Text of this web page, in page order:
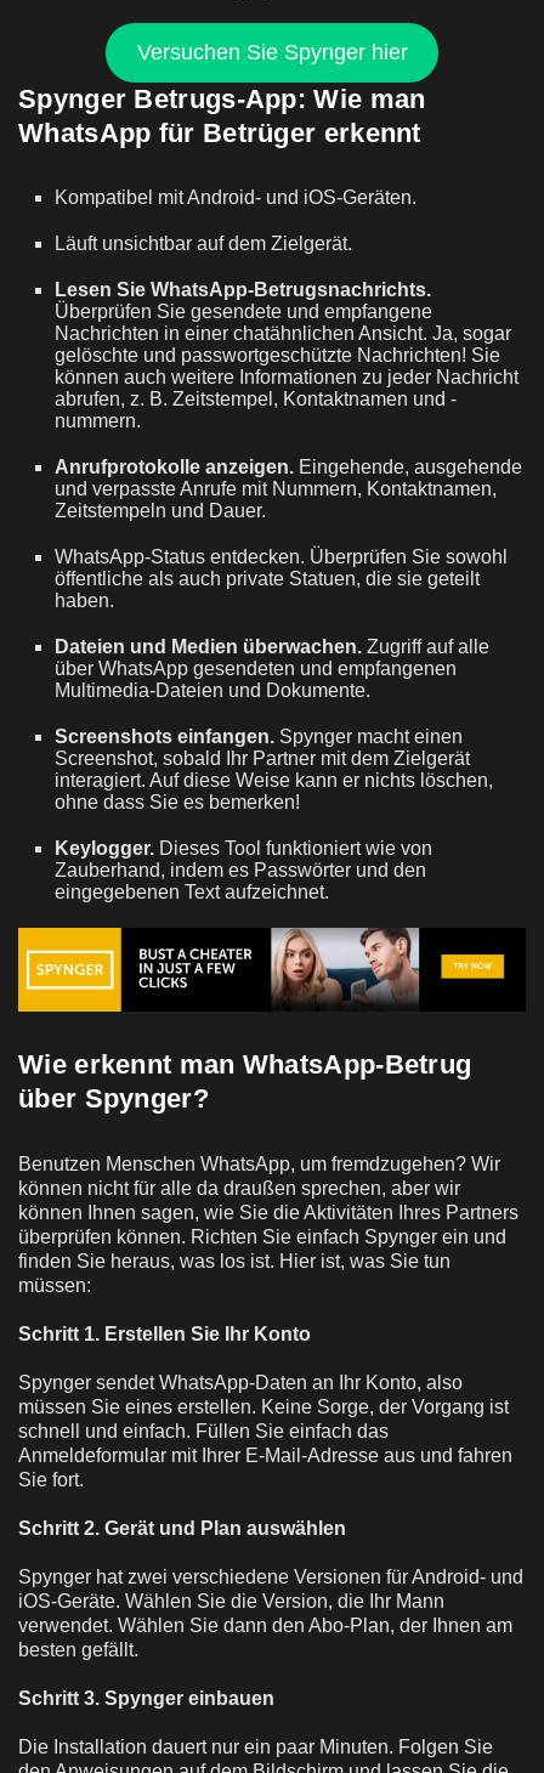
Versuchen Sie Spynger hier
Spynger Betrugs-App: Wie man
WhatsApp für Betrüger erkennt
Kompatibel mit Android- und iOS-Geräten.
Läuft unsichtbar auf dem Zielgerät.
Lesen Sie WhatsApp-Betrugsnachrichts.
Überprüfen Sie gesendete und empfangene
Nachrichten in einer chatähnlichen Ansicht. Ja, sogar
gelöschte und passwortgeschützte Nachrichten! Sie
können auch weitere Informationen zu jeder Nachricht
abrufen, z. B. Zeitstempel, Kontaktnamen und -
nummern.
Anrufprotokolle anzeigen. Eingehende, ausgehende
und verpasste Anrufe mit Nummern, Kontaktnamen,
Zeitstempeln und Dauer.
WhatsApp-Status entdecken. Überprüfen Sie sowohl
öffentliche als auch private Statuen, die sie geteilt
haben.
Dateien und Medien überwachen. Zugriff auf alle
über WhatsApp gesendeten und empfangenen
Multimedia-Dateien und Dokumente.
Screenshots einfangen. Spynger macht einen
Screenshot, sobald Ihr Partner mit dem Zielgerät
interagiert. Auf diese Weise kann er nichts löschen,
ohne dass Sie es bemerken!
Keylogger. Dieses Tool funktioniert wie von
Zauberhand, indem es Passwörter und den
eingegebenen Text aufzeichnet.
Wie erkennt man WhatsApp-Betrug
über Spynger?
Benutzen Menschen WhatsApp, um fremdzugehen? Wir
können nicht für alle da draußen sprechen, aber wir
können Ihnen sagen, wie Sie die Aktivitäten Ihres Partners
überprüfen können. Richten Sie einfach Spynger ein und
finden Sie heraus, was los ist. Hier ist, was Sie tun
müssen:
Schritt 1. Erstellen Sie Ihr Konto
Spynger sendet WhatsApp-Daten an Ihr Konto, also
müssen Sie eines erstellen. Keine Sorge, der Vorgang ist
schnell und einfach. Füllen Sie einfach das
Anmeldeformular mit Ihrer E-Mail-Adresse aus und fahren
Sie fort.
Schritt 2. Gerät und Plan auswählen
Spynger hat zwei verschiedene Versionen für Android- und
iOS-Geräte. Wählen Sie die Version, die Ihr Mann
verwendet. Wählen Sie dann den Abo-Plan, der Ihnen am
besten gefällt.
Schritt 3. Spynger einbauen
Die Installation dauert nur ein paar Minuten. Folgen Sie